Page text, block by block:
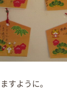
すように。